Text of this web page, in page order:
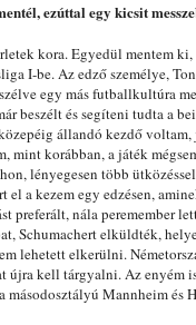
ezúttal egy kicsit
kora. Egyedül mentem
I-be. Az edző személye,
egy más futballkultúra
beszélt és segíteni tudta a
állandó kezdő voltam,
korábban, a játék
lényegesen több
a kezem egy edzésen,
preferált, nála peremember
Schumachert elküldték,
lehetett elkerülni.
újra kell tárgyalni. Az enyém
Mannheim és